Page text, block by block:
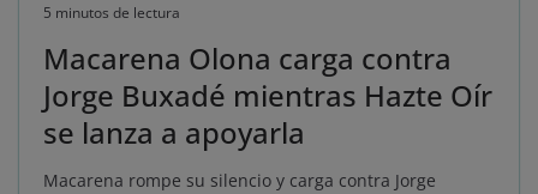
5 minutos de lectura
Macarena Olona carga contra
Jorge Buxadé mientras Hazte Oír
se lanza a apoyarla
Macarena rompe su silencio y carga contra Jorge